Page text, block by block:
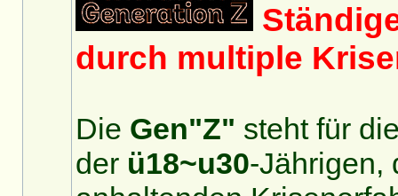
durch multiple
Die Gen"Z" steht für
der ü18~u30-Jährigen,